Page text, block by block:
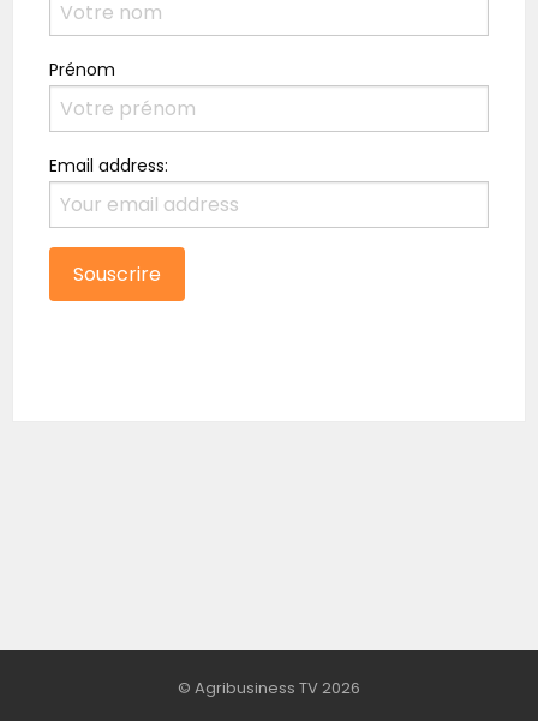
Prénom
Email address:
© Agribusiness TV 2026